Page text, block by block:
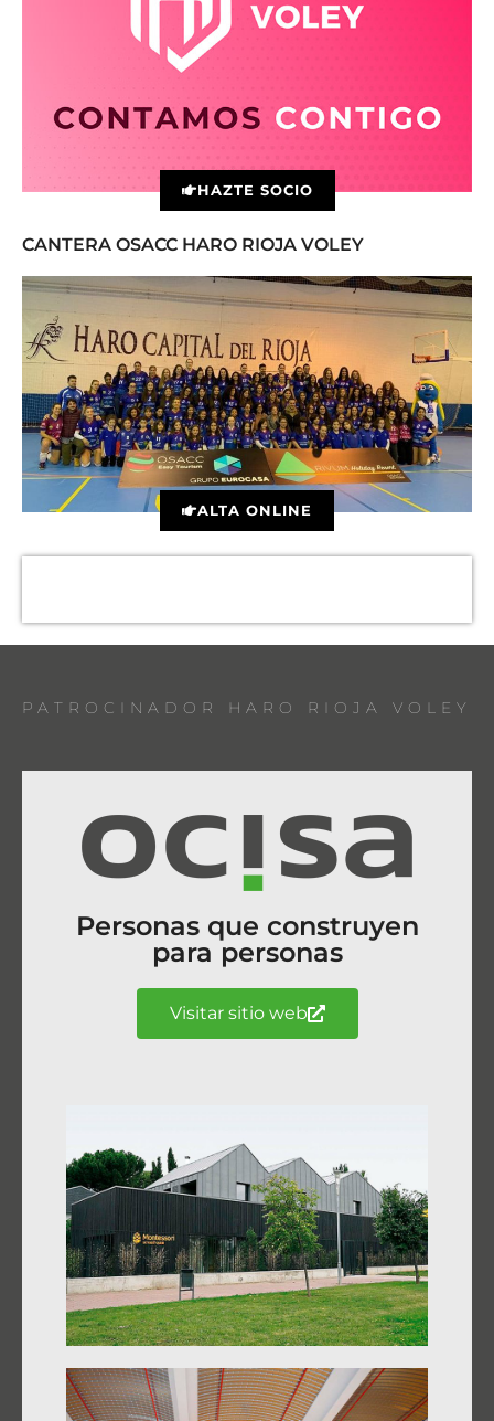
HAZTE SOCIO
CANTERA OSACC HARO RIOJA VOLEY
ALTA ONLINE
PATROCINADOR HARO RIOJA VOLEY
Personas que construyen
para personas
Visitar sitio web